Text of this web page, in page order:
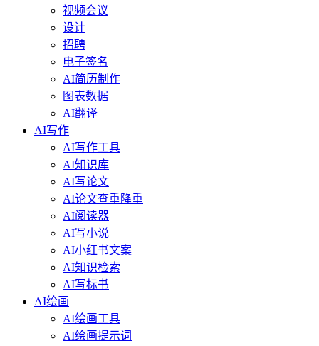
视频会议
设计
招聘
电子签名
AI简历制作
图表数据
AI翻译
AI写作
AI写作工具
AI知识库
AI写论文
AI论文查重降重
AI阅读器
AI写小说
AI小红书文案
AI知识检索
AI写标书
AI绘画
AI绘画工具
AI绘画提示词